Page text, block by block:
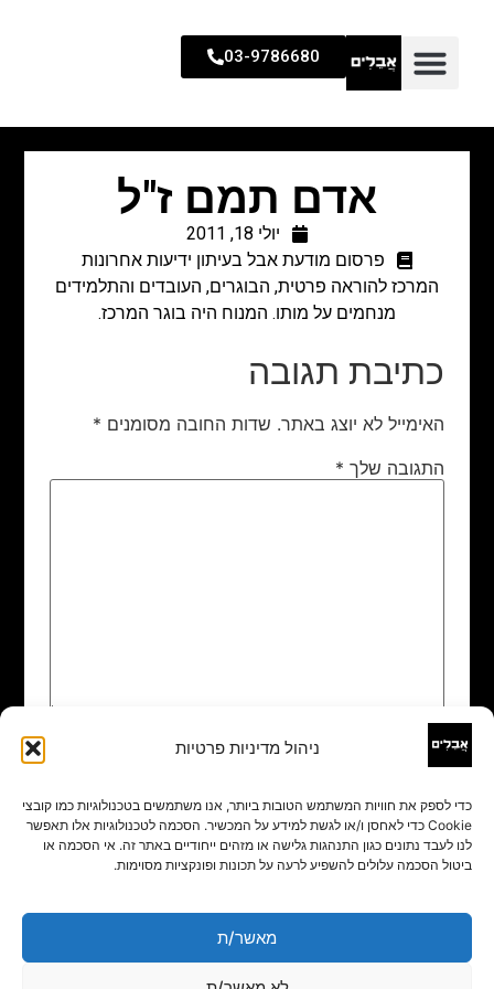
ניהול מדיניות פרטיות
כדי לספק את חוויות המשתמש הטובות ביותר, אנו משתמשים בטכנולוגיות כמו קובצי
Cookie כדי לאחסן ו/או לגשת למידע על המכשיר. הסכמה לטכנולוגיות אלו תאפשר
לנו לעבד נתונים כגון התנהגות גלישה או מזהים ייחודיים באתר זה. אי הסכמה או
ביטול הסכמה עלולים להשפיע לרעה על תכונות ופונקציות מסוימות.
מאשר/ת
03-9786680
אדם תמם ז"ל
יולי 18, 2011
פרסום מודעת אבל בעיתון ידיעות אחרונות
המרכז להוראה פרטית, הבוגרים, העובדים והתלמידים
מנחמים על מותו. המנוח היה בוגר המרכז.
כתיבת תגובה
האימייל לא יוצג באתר. שדות החובה מסומנים *
התגובה שלך *
שם
אימייל*